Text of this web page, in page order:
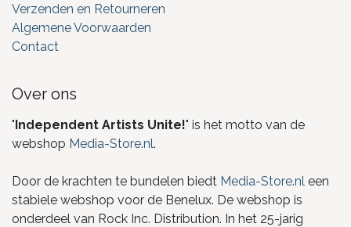
Verzenden en Retourneren
Algemene Voorwaarden
Contact
Over ons
"Independent Artists Unite!" is het motto van de
webshop Media-Store.nl.
Door de krachten te bundelen biedt Media-Store.nl een
stabiele webshop voor de Benelux. De webshop is
onderdeel van Rock Inc. Distribution. In het 25-jarig